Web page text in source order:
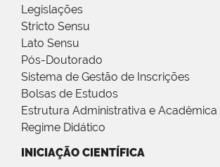
Legislações
Stricto Sensu
Lato Sensu
Pós-Doutorado
Sistema de Gestão de Inscrições
Bolsas de Estudos
Estrutura Administrativa e Acadêmica
Regime Didático
INICIAÇÃO CIENTÍFICA